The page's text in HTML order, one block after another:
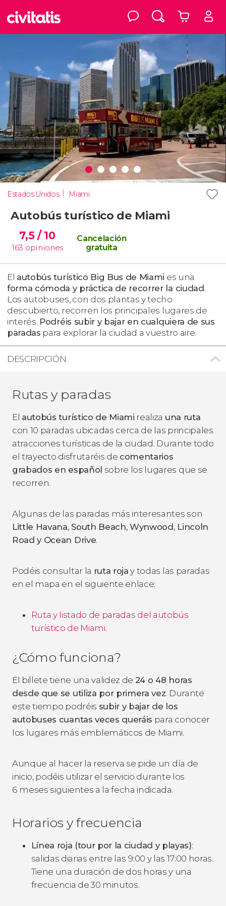
Estados Unidos Miami
Autobús turístico de Miami
7,5/ 10
163 opiniones
Cancelación
gratuita
El autobús turístico Big Bus​ de Miami es una
forma cómoda y práctica de recorrer la ciudad.
Los autobuses, con dos plantas y techo
descubierto, recorren los principales lugares de
interés. Podréis subir y bajar en cualquiera de sus
paradas para explorar la ciudad a vuestro aire.
DESCRIPCIÓN
Rutas y paradas
El autobús turístico de Miami realiza una ruta
con 10 paradas ubicadas cerca de las principales
atracciones turísticas de la ciudad. Durante todo
el trayecto disfrutaréis de comentarios
grabados en español sobre los lugares que se
recorren.
Algunas de las paradas más interesantes son
Little Havana, South Beach,Wynwood, Lincoln
Road y Ocean Drive.
Podéis consultar la ruta roja y todas las paradas
en el mapa en el siguiente enlace:
Ruta y listado de paradas del autobús
turístico de Miami.
¿Cómo funciona?
El billete tiene una validez de 24 o 48 horas
desde que se utiliza por primera vez. Durante
este tiempo podréis subir y bajar de los
autobuses cuantas veces queráis para conocer
los lugares más emblemáticos de Miami.
Aunque al hacer la reserva se pide un día de
inicio, podéis utilizar el servicio durante los
6 meses siguientes a la fecha indicada.
Horarios y frecuencia
Línea roja (tour por la ciudad y playas):
salidas diarias entre las 9:00 y las 17:00 horas.
Tiene una duración de dos horas y una
frecuencia de 30 minutos.